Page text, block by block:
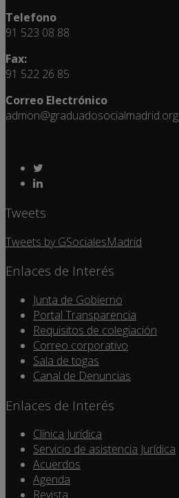
Telefono
91 523 08 88
Fax:
91 522 26 85
Correo Electrónico
admon@graduadosocialmadrid.org
Tweets
Tweets by GSocialesMadrid
Enlaces de Interés
Junta de Gobierno
Portal Transparencia
Requisitos de colegiación
Correo corporativo
Sala de togas
Canal de Denuncias
Enlaces de Interés
Clínica Jurídica
Servicio de asistencia Jurídica
Acuerdos
Agenda
Revista